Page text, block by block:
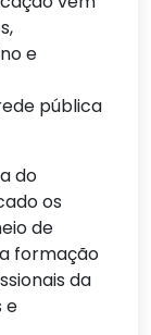
e
pública
do
os
de
formação
da
e